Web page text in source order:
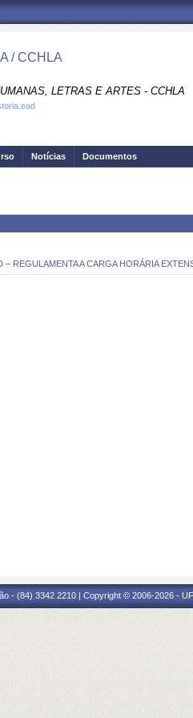
/ CCHLA
LETRAS E ARTES - CCHLA
Notícias Documentos
REGULAMENTA A CARGA HORÁRIA
- (84) 3342 2210 | Copyright © 2006-2026 -